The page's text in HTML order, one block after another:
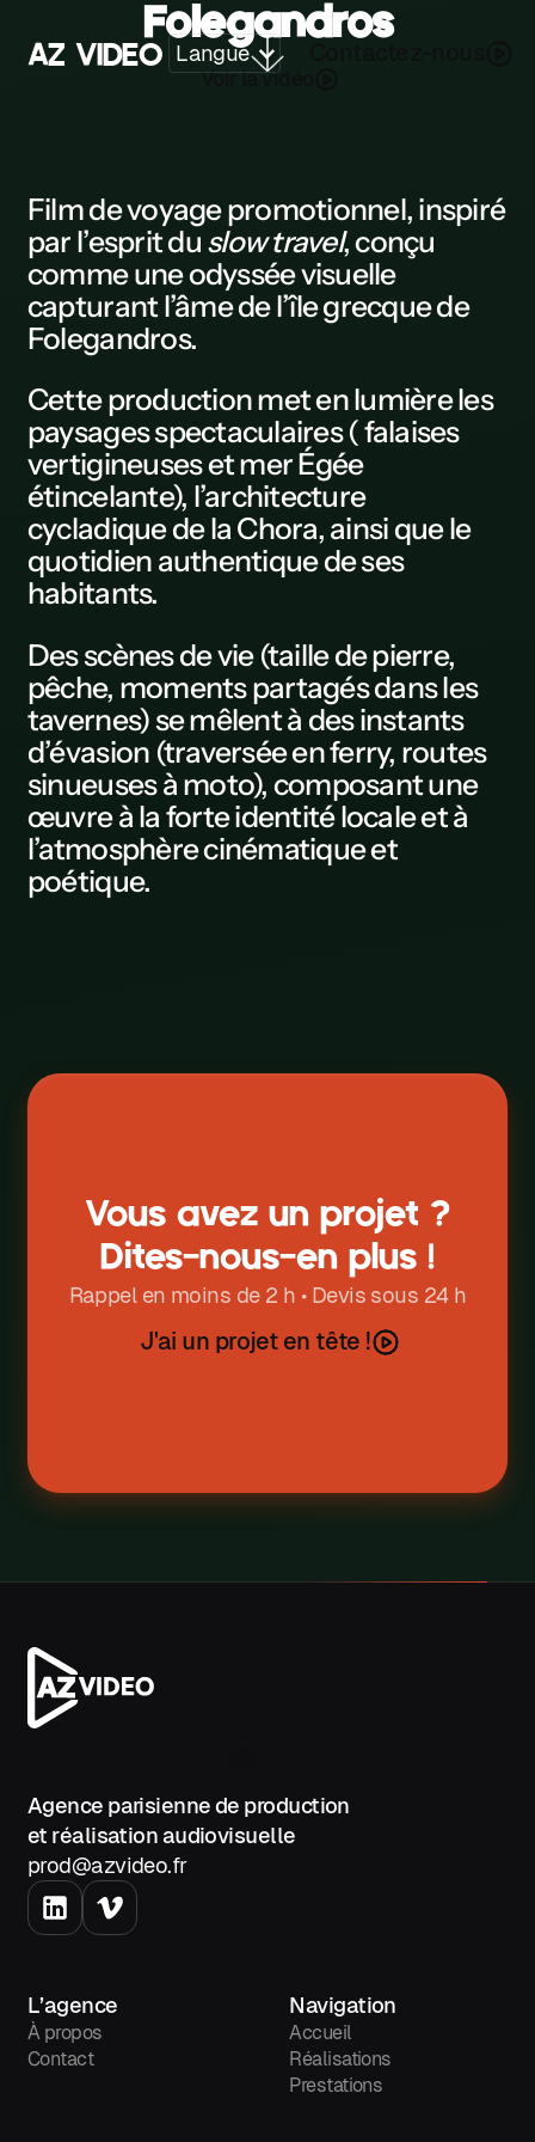
AZ
B
C
D
E
F
G
H
K
L
N
0
P
Q
R
VIDEO Langue
Folegandros
Voir la vidéo
Film de voyage promotionnel, inspiré
par l’esprit du slow travel, conçu
comme uneodyssée visuelle
capturant l’âme de l’île grecque de
Folegandros.
Cetteproductionmet en lumière les
paysages spectaculaires ( falaises
vertigineuses et mer Égée
étincelante), l’architecture
cycladique de la Chora, ainsi que le
quotidien authentique de ses
habitants.
Des scènes de vie (taille de pierre,
pêche, moments partagés dans les
tavernes) se mêlent à des instants
d’évasion (traversée en ferry, routes
sinueuses à moto), composant une
œuvre à la forte identité locale et à
l’atmosphère cinématique et
poétique.
Vous avez un projet ?
Dites-nous-en plus !
Rappel en moins de 2 h • Devis sous 24 h
J'ai un projet en tête !
Agence parisienne de production
et réalisation audiovisuelle
prod@azvideo.fr
L’agence
À propos
Contact
Navigation
Accueil
Réalisations
Prestations